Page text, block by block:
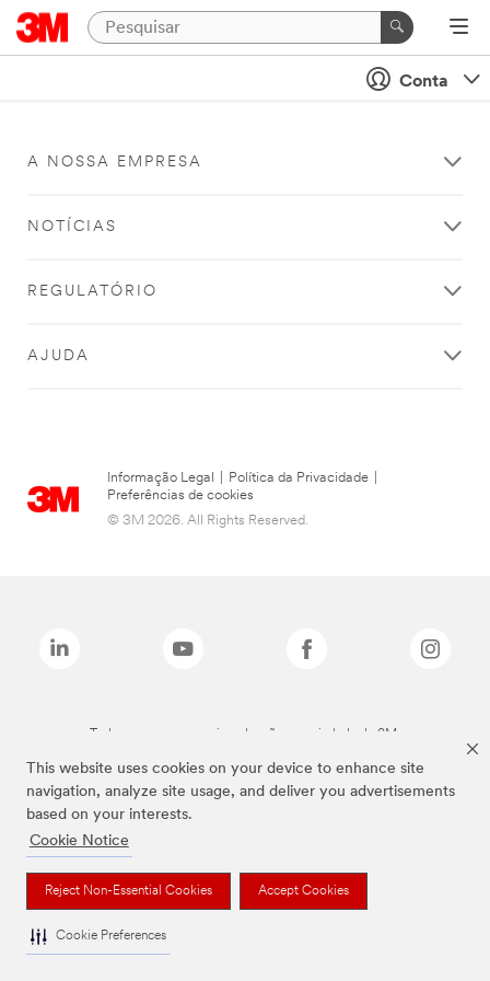
This website uses cookies on your device to enhance site
navigation, analyze site usage, and deliver you advertisements
based on your interests.
Cookie Notice
Reject Non-Essential Cookies Accept Cookies
Cookie Preferences
Conta
A NOSSA EMPRESA
NOTÍCIAS
REGULATÓRIO
AJUDA
Informação Legal Política da Privacidade
Preferências de cookies
© 3M 2026. All Rights Reserved.
Todas as marcas mencionadas são propriedade da 3M.